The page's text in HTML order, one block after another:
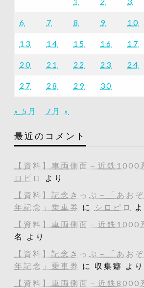
6 7 8 9 10
13 14 15 16 17
20 21 22 23 24
27 28 29 30
« 5月 7月 »
最近のコメント
【資料】車両側面－近鉄1000
ロピロ
より
【資料】記念きっぷ－「あお
年記念」乗車券 に シロピロ
【資料】車両側面－近鉄1000
名
より
【資料】記念きっぷ－「あお
年記念」乗車券 に 収集癖
より
【資料】車両側面－近鉄8000